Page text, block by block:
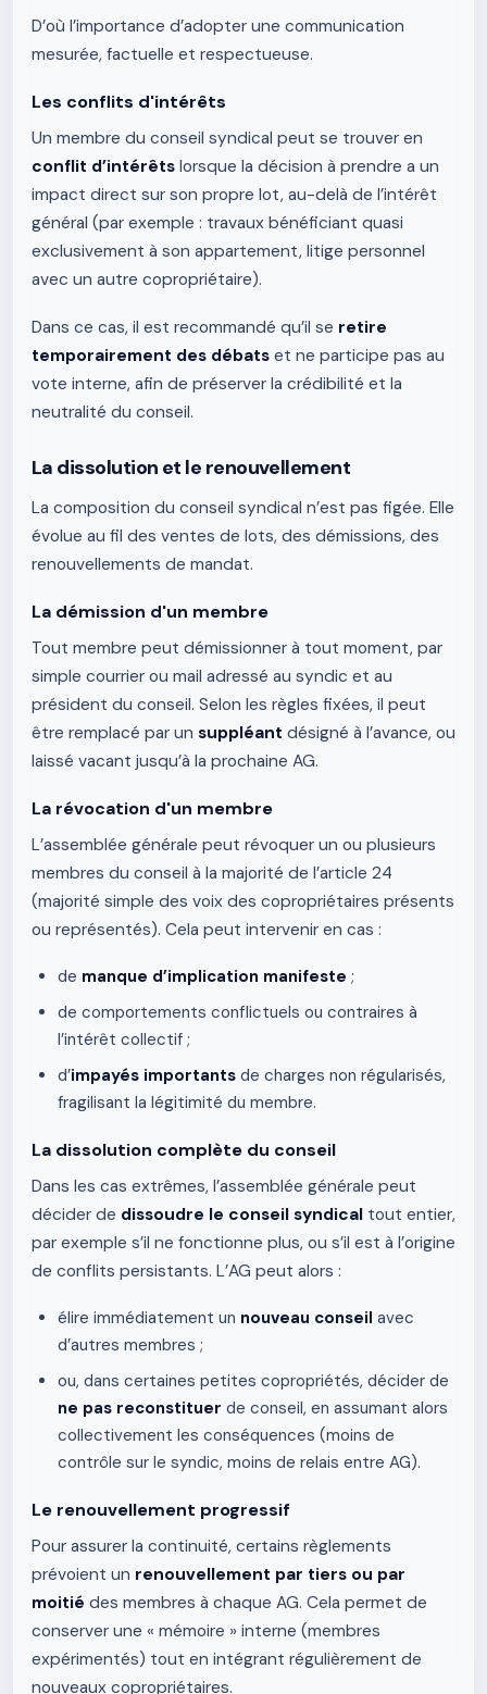
D’où l’importance d’adopter une communication
mesurée, factuelle et respectueuse.
Les conflits d'intérêts
Un membre du conseil syndical peut se trouver en
conflit d’intérêts lorsque la décision à prendre a un
impact direct sur son propre lot, au-delà de l’intérêt
général (par exemple : travaux bénéficiant quasi
exclusivement à son appartement, litige personnel
avec un autre copropriétaire).
Dans ce cas, il est recommandé qu’il se retire
temporairement des débats et ne participe pas au
vote interne, afin de préserver la crédibilité et la
neutralité du conseil.
La dissolution et le renouvellement
La composition du conseil syndical n’est pas figée. Elle
évolue au fil des ventes de lots, des démissions, des
renouvellements de mandat.
La démission d'un membre
Tout membre peut démissionner à tout moment, par
simple courrier ou mail adressé au syndic et au
président du conseil. Selon les règles fixées, il peut
être remplacé par un suppléant désigné à l’avance, ou
laissé vacant jusqu’à la prochaine AG.
La révocation d'un membre
L’assemblée générale peut révoquer un ou plusieurs
membres du conseil à la majorité de l’article 24
(majorité simple des voix des copropriétaires présents
ou représentés). Cela peut intervenir en cas :
de manque d’implication manifeste ;
de comportements conflictuels ou contraires à
l’intérêt collectif ;
d’impayés importants de charges non régularisés,
fragilisant la légitimité du membre.
La dissolution complète du conseil
Dans les cas extrêmes, l’assemblée générale peut
décider de dissoudre le conseil syndical tout entier,
par exemple s’il ne fonctionne plus, ou s’il est à l’origine
de conflits persistants. L’AG peut alors :
élire immédiatement un nouveau conseil avec
d’autres membres ;
ou, dans certaines petites copropriétés, décider de
ne pas reconstituer de conseil, en assumant alors
collectivement les conséquences (moins de
contrôle sur le syndic, moins de relais entre AG).
Le renouvellement progressif
Pour assurer la continuité, certains règlements
prévoient un renouvellement par tiers ou par
moitié des membres à chaque AG. Cela permet de
conserver une « mémoire » interne (membres
expérimentés) tout en intégrant régulièrement de
nouveaux copropriétaires.